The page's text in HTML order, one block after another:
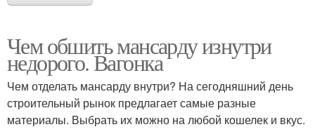
Чем обшить мансарду изнутри
недорого. Вагонка
Чем отделать мансарду внутри? На сегодняшний день
строительный рынок предлагает самые разные
материалы. Выбрать их можно на любой кошелек и вкус.